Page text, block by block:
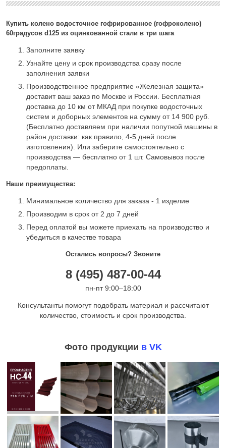
Купить колено водосточное гофрированное (гофроколено)
60градусов d125 из оцинкованной стали в три шага
Заполните заявку
Узнайте цену и срок производства сразу после
заполнения заявки
Производственное предприятие «Железная защита»
доставит ваш заказ по Москве и России. Бесплатная
доставка до 10 км от МКАД при покупке водосточных
систем и доборных элементов на сумму от 14 900 руб.
(Бесплатно доставляем при наличии попутной машины в
район доставки: как правило, 4-5 дней после
изготовления). Или заберите самостоятельно с
производства — бесплатно от 1 шт. Самовывоз после
предоплаты.
Наши преимущества:
Минимальное количество для заказа - 1 изделие
Производим в срок от 2 до 7 дней
Перед оплатой вы можете приехать на производство и
убедиться в качестве товара
Остались вопросы? Звоните
8 (495) 487-00-44
пн-пт 9:00–18:00
Консультанты помогут подобрать материал и рассчитают
количество, стоимость и срок производства.
Фото продукции в VK